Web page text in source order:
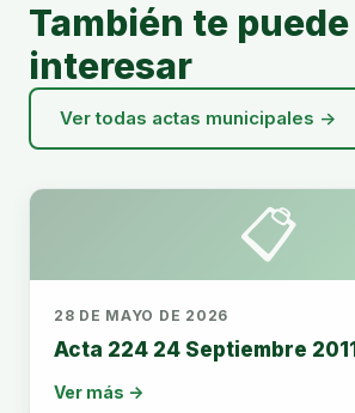
También te puede
interesar
Ver todas actas municipales →
📋
28 DE MAYO DE 2026
Acta 224 24 Septiembre 2011
Ver más →